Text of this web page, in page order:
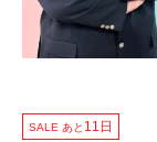
SALE あと 11日